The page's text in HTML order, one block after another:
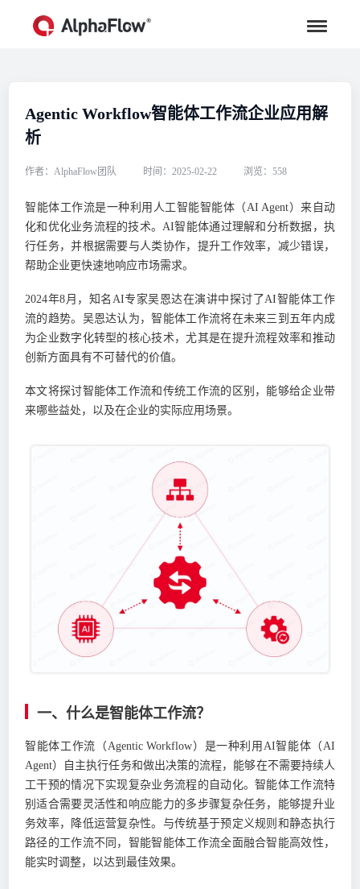
Agentic Workflow智能体工作流企业应用解
析
作者：AlphaFlow团队 时间：2025-02-22 浏览：558
智能体工作流是一种利用人工智能智能体（AI Agent）来自动
化和优化业务流程的技术。AI智能体通过理解和分析数据，执
行任务，并根据需要与人类协作，提升工作效率，减少错误，
帮助企业更快速地响应市场需求。
2024年8月，知名AI专家吴恩达在演讲中探讨了AI智能体工作
流的趋势。吴恩达认为，智能体工作流将在未来三到五年内成
为企业数字化转型的核心技术，尤其是在提升流程效率和推动
创新方面具有不可替代的价值。
本文将探讨智能体工作流和传统工作流的区别，能够给企业带
来哪些益处，以及在企业的实际应用场景。
一、什么是智能体工作流？
智能体工作流（Agentic Workflow）是一种利用AI智能体（AI
Agent）自主执行任务和做出决策的流程，能够在不需要持续人
工干预的情况下实现复杂业务流程的自动化。智能体工作流特
别适合需要灵活性和响应能力的多步骤复杂任务，能够提升业
务效率，降低运营复杂性。与传统基于预定义规则和静态执行
路径的工作流不同，智能智能体工作流全面融合智能高效性，
能实时调整，以达到最佳效果。